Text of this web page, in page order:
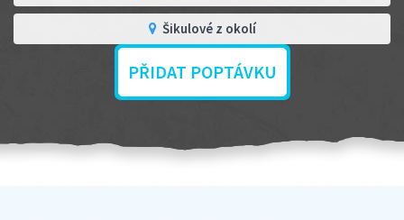
Šikulové z okolí
PŘIDAT POPTÁVKU